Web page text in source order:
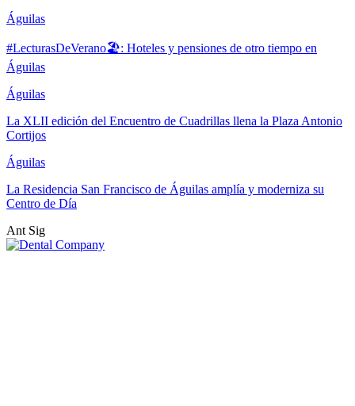
Águilas
#LecturasDeVerano🏖: Hoteles y pensiones de otro tiempo en
Águilas
Águilas
La XLII edición del Encuentro de Cuadrillas llena la Plaza Antonio
Cortijos
Águilas
La Residencia San Francisco de Águilas amplía y moderniza su
Centro de Día
Ant Sig